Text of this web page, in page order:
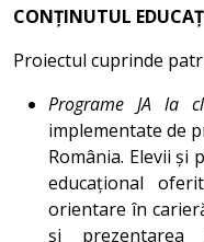
CONȚINUTUL
Proiectul cuprinde
Programe JA la
implementate de
România. Elevii
educațional
orientare în
și prezentarea